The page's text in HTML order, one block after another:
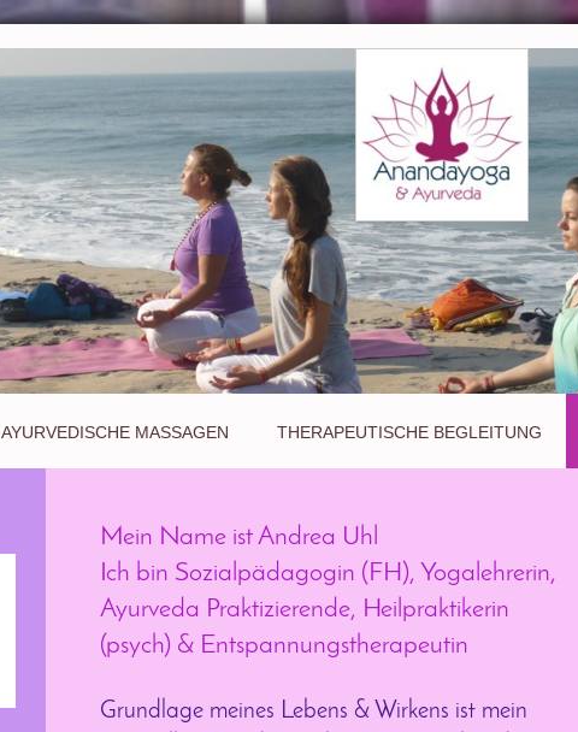
AYURVEDISCHE MASSAGEN THERAPEUTISCHE BEGLEITUNG
Mein Name ist Andrea Uhl
Ich bin Sozialpädagogin (FH), Yogalehrerin,
Ayurveda Praktizierende, Heilpraktikerin
(psych) & Entspannungstherapeutin
Grundlage meines Lebens & Wirkens ist mein